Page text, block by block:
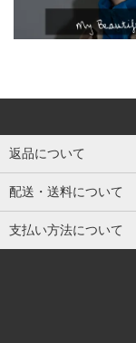
返品について
配送・送料について
支払い方法について